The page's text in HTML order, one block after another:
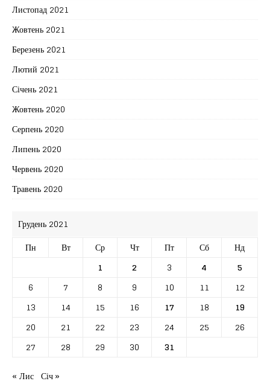
Листопад 2021
Жовтень 2021
Березень 2021
Лютий 2021
Січень 2021
Жовтень 2020
Серпень 2020
Липень 2020
Червень 2020
Травень 2020
Грудень 2021
Пн
Вт Ср Чт Пт Сб
Нд
1
2 3 4
5
6
7 8 9 10 11
12
13
14 15 16 17 18
19
20
21 22 23 24 25
26
27
28 29 30
31
« Лис Січ »